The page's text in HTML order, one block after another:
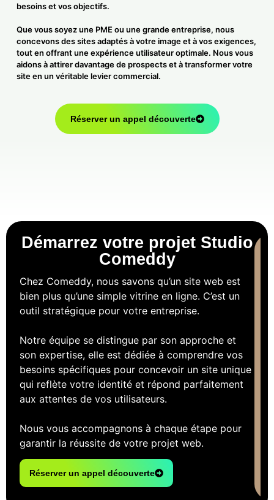
besoins et vos objectifs.
Que vous soyez une PME ou une grande entreprise, nous
concevons des sites adaptés à votre image et à vos exigences,
tout en offrant une expérience utilisateur optimale. Nous vous
aidons à attirer davantage de prospects et à transformer votre
site en un véritable levier commercial.
Réserver un appel découverte
Démarrez votre projet Studio
Comeddy
Chez Comeddy, nous savons qu’un site web est
bien plus qu’une simple vitrine en ligne. C’est un
outil stratégique pour votre entreprise.
Notre équipe se distingue par son approche et
son expertise, elle est dédiée à comprendre vos
besoins spécifiques pour concevoir un site unique
qui reflète votre identité et répond parfaitement
aux attentes de vos utilisateurs.
Nous vous accompagnons à chaque étape pour
garantir la réussite de votre projet web.
Réserver un appel découverte